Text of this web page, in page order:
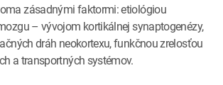
zásadnými faktormi: etiológiou
– vývojom kortikálnej synaptogenézy,
dráh neokortexu, funkčnou zrelosťou
a transportných systémov.